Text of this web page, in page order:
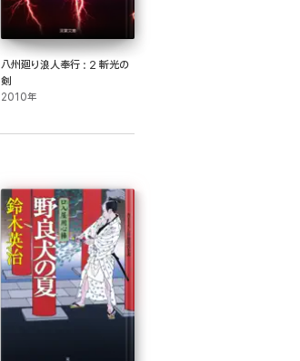
八州廻り浪人奉行 : 2 斬光の
剣
2010年